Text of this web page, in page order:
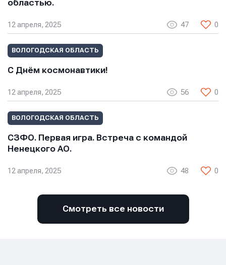
областью.
12 апреля, 2025 47 0
ВОЛОГОДСКАЯ ОБЛАСТЬ
С Днём космонавтики!
12 апреля, 2025 56 0
ВОЛОГОДСКАЯ ОБЛАСТЬ
СЗФО. Первая игра. Встреча с командой
Ненецкого АО.
12 апреля, 2025 48 0
Смотреть все новости